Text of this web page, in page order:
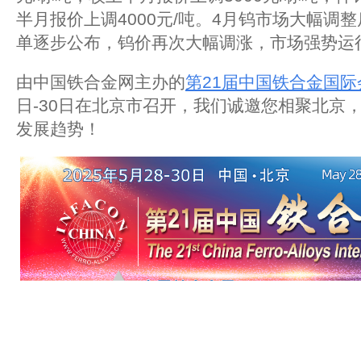
半月报价上调4000元/吨。4月钨市场大幅调
单逐步公布，钨价再次大幅调涨，市场强势
由中国铁合金网主办的第21届中国铁合金国际
日-30日在北京市召开，我们诚邀您相聚北京
发展趋势！